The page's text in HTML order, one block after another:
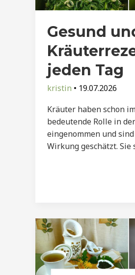
Gesund
jeden Tag
kristin • 19.07.2026
Kräuter haben schon
bedeutende Rolle in
eingenommen und
Wirkung geschätzt. Sie